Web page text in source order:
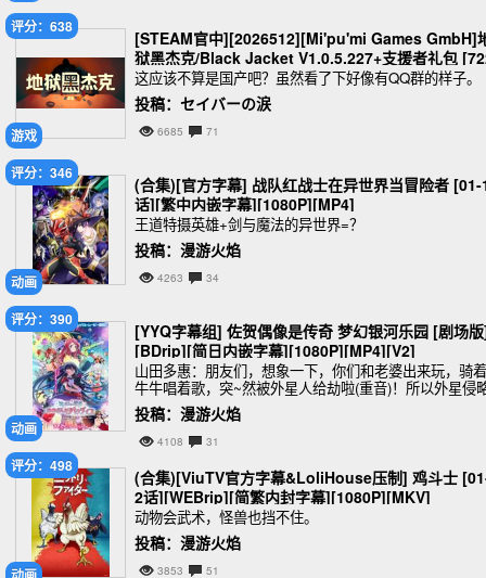
游戏
评分：638
[STEAM官中][2026512][Mi'pu'mi Games GmbH]
狱黑杰克/Black Jacket V1.0.5.227+支援者礼包
MB]
这应该不算是国产吧？虽然看了下好像有QQ群的样子。
投稿：セイバーの涙
6685 71
动画
评分：346
(合集)[官方字幕] 战队红战士在异世界当冒险者 [01-
话][繁中内嵌字幕][1080P][MP4]
王道特摄英雄+剑与魔法的异世界=？
投稿：漫游火焰
4263 34
动画
评分：390
[YYQ字幕组] 佐贺偶像是传奇 梦幻银河乐园 [剧场
[BDrip][简日内嵌字幕][1080P][MP4][V2]
山田多惠：朋友们，想象一下，你们和老婆出来玩，骑着
牛牛唱着歌，突~然被外星人给劫啦(重音)！所以外星侵
者必须要剿，不剿不行！没有外星人来搞我们的日子，才
是好日子(破音)！
投稿：漫游火焰
4108 31
评分：498
(合集)[ViuTV官方字幕&LoliHouse压制] 鸡斗士
2话][WEBrip][简繁内封字幕][1080P][MKV]
动物会武术，怪兽也挡不住。
投稿：漫游火焰
3853 51